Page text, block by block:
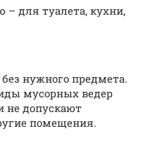
для туалета, кухни,
нужного предмета.
мусорных ведер
допускают
помещения.